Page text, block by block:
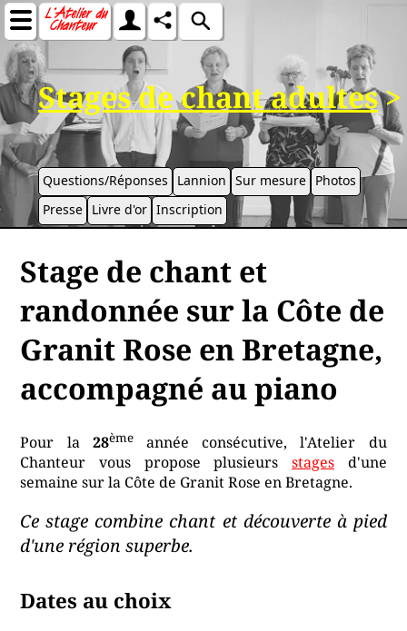
Stages de chant adultes>
Questions/Réponses Lannion Sur mesure Photos
Presse Livre d'or Inscription
Stage de chant et
randonnée sur la Côte de
Granit Rose en Bretagne,
accompagné au piano
Pour la 28èmeannée consécutive, l'Atelier du
Chanteur vous propose plusieurs stagesd'une
semaine sur la Côte de Granit Rose en Bretagne.
Ce stage combine chant et découverte à pied
d'une région superbe.
Dates au choix